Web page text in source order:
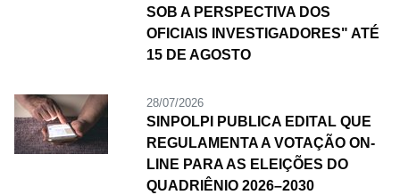
SOB A PERSPECTIVA DOS
OFICIAIS INVESTIGADORES" ATÉ
15 DE AGOSTO
28/07/2026
SINPOLPI PUBLICA EDITAL QUE
REGULAMENTA A VOTAÇÃO ON-
LINE PARA AS ELEIÇÕES DO
QUADRIÊNIO 2026–2030